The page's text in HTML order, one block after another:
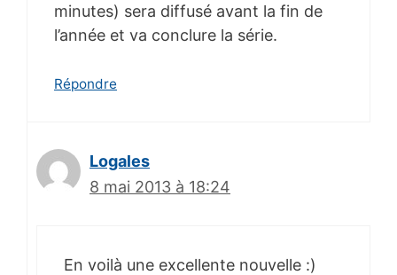
minutes) sera diffusé avant la fin de
l’année et va conclure la série.
Répondre
Logales
8 mai 2013 à 18:24
En voilà une excellente nouvelle :)